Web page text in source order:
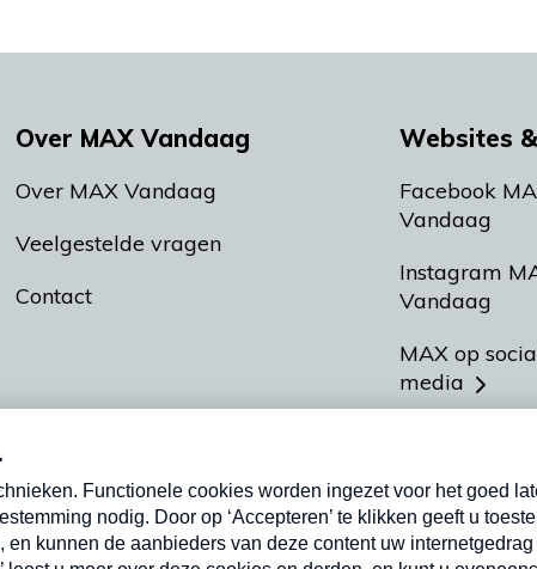
Over MAX Vandaag
Over MAX Vandaag
Veelgestelde vragen
Contact
Websites
Facebook
Vandaag
Instagram
Vandaag
MAX op
media
Meldpunt
Heel Holland